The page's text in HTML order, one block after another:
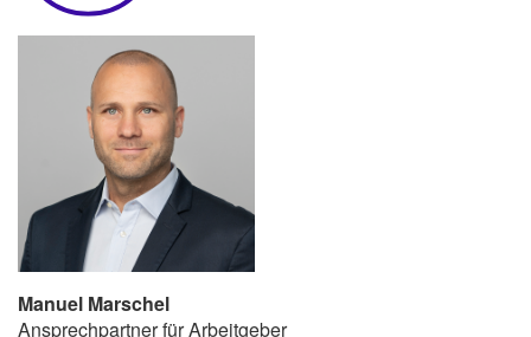
Manuel Marschel
Ansprechpartner für Arbeitgeber